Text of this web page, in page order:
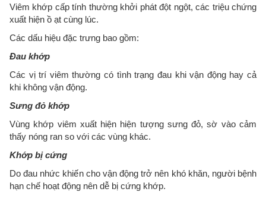
Viêm khớp cấp tính thường khởi phát đột ngột, các triệu chứng
xuất hiện ồ ạt cùng lúc.
Các dấu hiệu đặc trưng bao gồm:
Đau khớp
Các vị trí viêm thường có tình trạng đau khi vận động hay cả
khi không vận động.
Sưng đỏ khớp
Vùng khớp viêm xuất hiện hiện tượng sưng đỏ, sờ vào cảm
thấy nóng ran so với các vùng khác.
Khớp bị cứng
Do đau nhức khiến cho vận động trở nên khó khăn, người bệnh
hạn chế hoạt động nên dễ bị cứng khớp.